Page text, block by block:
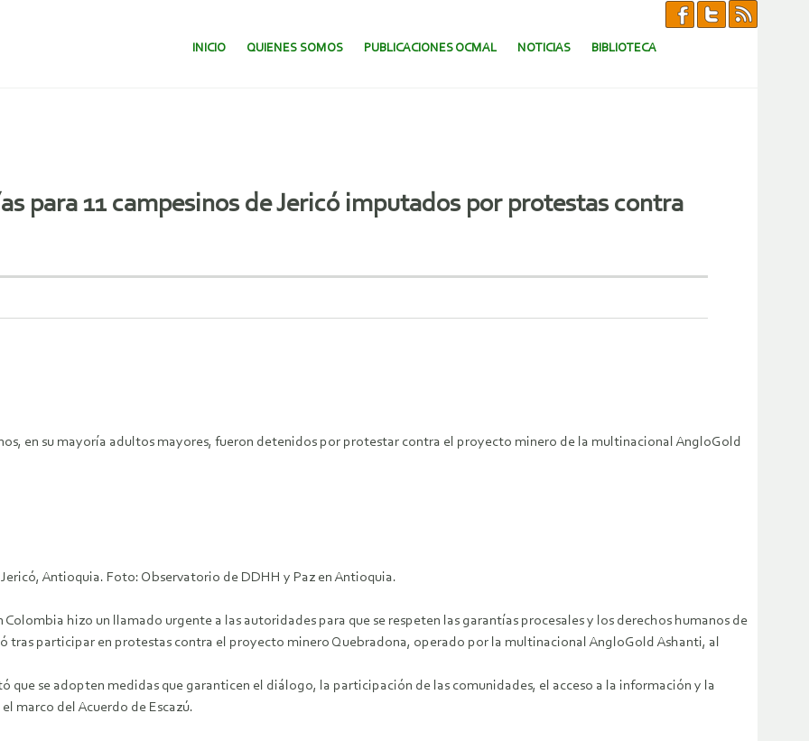
SALTAR AL CONTENIDO.
INICIO QUIENES SOMOS PUBLICACIONES OCMAL NOTICIAS BIBLIOTECA
para 11 campesinos de Jericó imputados por protestas contra
en su mayoría adultos mayores, fueron detenidos por protestar contra el proyecto minero de la multinacional AngloGold
Antioquia. Foto: Observatorio de DDHH y Paz en Antioquia.
hizo un llamado urgente a las autoridades para que se respeten las garantías procesales y los derechos humanos de
tras participar en protestas contra el proyecto minero Quebradona, operado por la multinacional AngloGold Ashanti, al
que se adopten medidas que garanticen el diálogo, la participación de las comunidades, el acceso a la información y la
marco del Acuerdo de Escazú.